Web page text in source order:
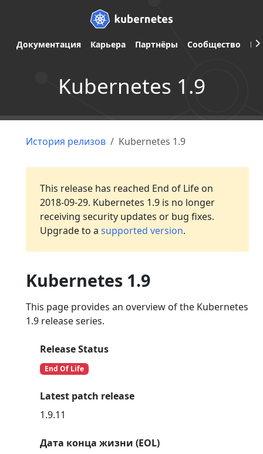
Документация Карьера Партнёры Сообщество
Kubernetes 1.9
История релизов Kubernetes 1.9
This release has reached End of Life on
2018-09-29. Kubernetes 1.9 is no longer
receiving security updates or bug fixes.
Upgrade to a supported version.
Kubernetes 1.9
This page provides an overview of the Kubernetes
1.9 release series.
Release Status
End Of Life
Latest patch release
1.9.11
Дата конца жизни (EOL)